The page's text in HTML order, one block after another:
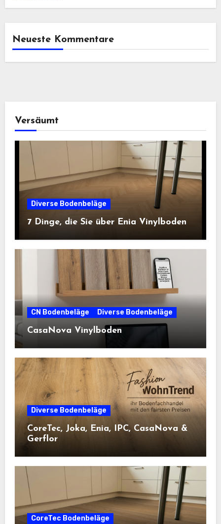
Neueste Kommentare
Versäumt
Diverse Bodenbeläge
7 Dinge, die Sie über Enia Vinylboden
CN Bodenbeläge Diverse Bodenbeläge
CasaNova Vinylboden
Diverse Bodenbeläge
CoreTec, Joka, Enia, IPC, CasaNova &
Gerflor
CoreTec Bodenbeläge